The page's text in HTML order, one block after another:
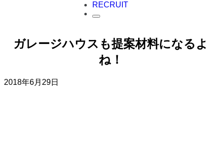
RECRUIT
ガレージハウスも提案材料になるよ
ね！
2018年6月29日